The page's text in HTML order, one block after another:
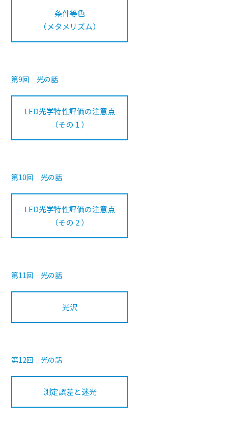
条件等色
（メタメリズム）
第9回 光の話
LED光学特性評価の注意点
（その 1 ）
第10回 光の話
LED光学特性評価の注意点
（その 2 ）
第11回 光の話
光沢
第12回 光の話
測定誤差と迷光